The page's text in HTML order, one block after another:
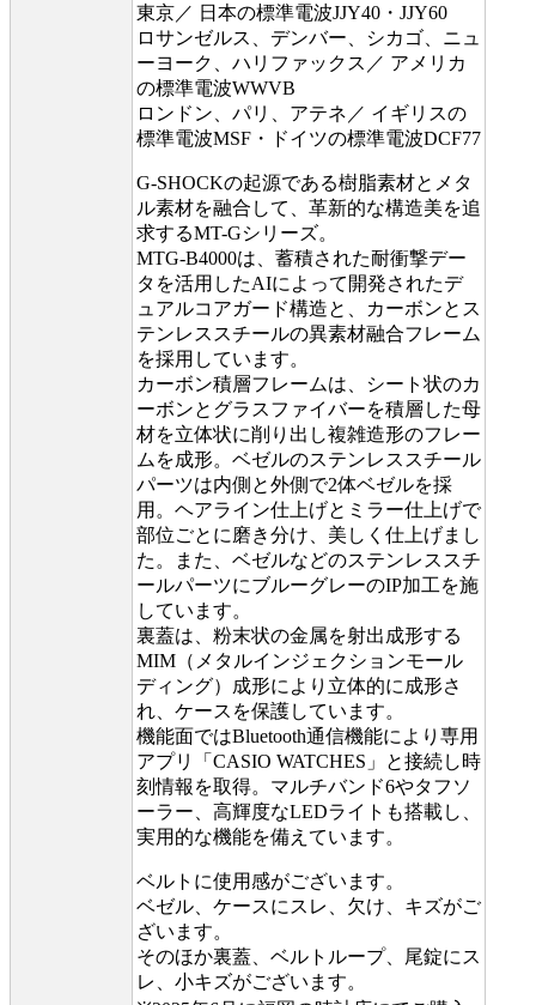
東京／ 日本の標準電波JJY40・JJY60
ロサンゼルス、デンバー、シカゴ、ニュ
ーヨーク、ハリファックス／ アメリカ
の標準電波WWVB
ロンドン、パリ、アテネ／ イギリスの
標準電波MSF・ドイツの標準電波DCF77
G-SHOCKの起源である樹脂素材とメタ
ル素材を融合して、革新的な構造美を追
求するMT-Gシリーズ。
MTG-B4000は、蓄積された耐衝撃デー
タを活用したAIによって開発されたデ
ュアルコアガード構造と、カーボンとス
テンレススチールの異素材融合フレーム
を採用しています。
カーボン積層フレームは、シート状のカ
ーボンとグラスファイバーを積層した母
材を立体状に削り出し複雑造形のフレー
ムを成形。ベゼルのステンレススチール
パーツは内側と外側で2体ベゼルを採
用。ヘアライン仕上げとミラー仕上げで
部位ごとに磨き分け、美しく仕上げまし
た。また、ベゼルなどのステンレススチ
ールパーツにブルーグレーのIP加工を施
しています。
裏蓋は、粉末状の金属を射出成形する
MIM（メタルインジェクションモール
ディング）成形により立体的に成形さ
れ、ケースを保護しています。
機能面ではBluetooth通信機能により専用
アプリ「CASIO WATCHES」と接続し時
刻情報を取得。マルチバンド6やタフソ
ーラー、高輝度なLEDライトも搭載し、
実用的な機能を備えています。
ベルトに使用感がございます。
ベゼル、ケースにスレ、欠け、キズがご
ざいます。
そのほか裏蓋、ベルトループ、尾錠にス
レ、小キズがございます。